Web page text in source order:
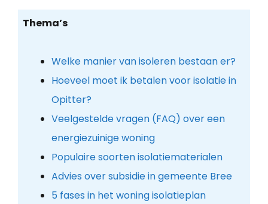
Thema’s
Welke manier van isoleren bestaan er?
Hoeveel moet ik betalen voor isolatie in
Opitter?
Veelgestelde vragen (FAQ) over een
energiezuinige woning
Populaire soorten isolatiematerialen
Advies over subsidie in gemeente Bree
5 fases in het woning isolatieplan